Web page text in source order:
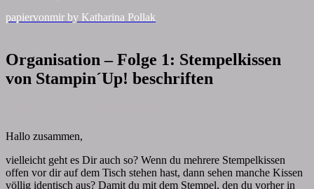
papiervonmir by Katharina Pollak
Organisation
–
Folge
Stampin
´Up!
beschriften
Organisation – Folge 1: Stempelkissen
von Stampin´Up! beschriften
Hallo zusammen,
vielleicht geht es Dir auch so? Wenn du mehrere Stempelkissen
offen vor dir auf dem Tisch stehen hast, dann sehen manche Kissen
völlig identisch aus? Damit du mit dem Stempel, den du vorher in